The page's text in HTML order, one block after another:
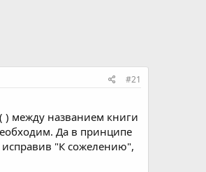
#21
) между названием книги
Да в принципе
"К сожелению",